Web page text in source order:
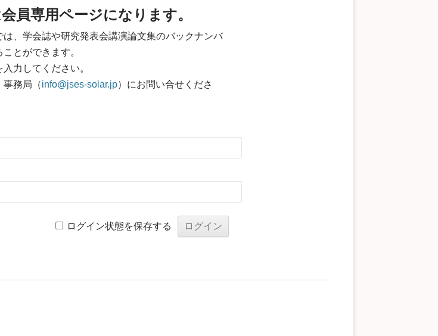
員専用ページになります。
は、学会誌や研究発表会講演論文集のバックナンバ
とができます。
力してください。
事務局（info@jses-solar.jp）にお問い合せくださ
ログイン状態を保存する